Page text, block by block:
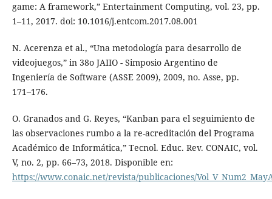
game: A framework,” Entertainment Computing, vol. 23, pp.
1–11, 2017. doi: 10.1016/j.entcom.2017.08.001
N. Acerenza et al., “Una metodología para desarrollo de
videojuegos,” in 38o JAIIO - Simposio Argentino de
Ingeniería de Software (ASSE 2009), 2009, no. Asse, pp.
171–176.
O. Granados and G. Reyes, “Kanban para el seguimiento de
las observaciones rumbo a la re-acreditación del Programa
Académico de Informática,” Tecnol. Educ. Rev. CONAIC, vol.
V, no. 2, pp. 66–73, 2018. Disponible en:
https://www.conaic.net/revista/publicaciones/